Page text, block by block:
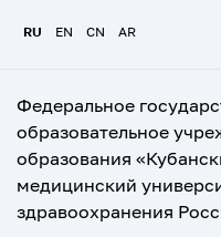
RU EN CN AR
Федеральное
образовательное
образования
медицинский
здравоохранения